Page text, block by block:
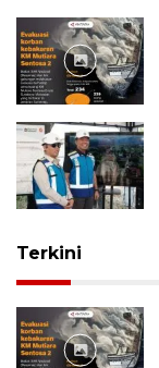
Terkini